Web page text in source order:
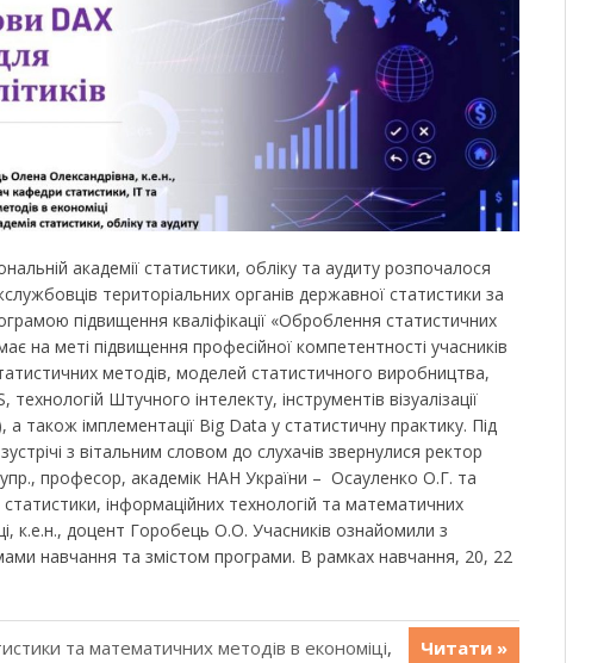
академії статистики, обліку та аудиту розпочалося
територіальних органів державної статистики за
підвищення кваліфікації «Оброблення статистичних
на меті підвищення професійної компетентності учасників
методів, моделей статистичного виробництва,
технологій Штучного інтелекту, інструментів візуалізації
також імплементації Big Data у статистичну практику. Під
зустрічі з вітальним словом до слухачів звернулися ректор
професор, академік НАН України – Осауленко О.Г. та
інформаційних технологій та математичних
к.е.н., доцент Горобець О.О. Учасників ознайомили з
навчання та змістом програми. В рамках навчання, 20, 22
та математичних методів в економіці,
Читати »